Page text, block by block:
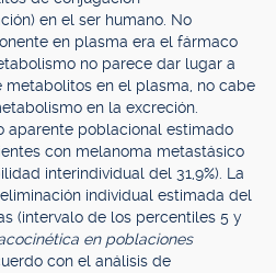
en el ser humano. No
en plasma era el fármaco
no parece dar lugar a
en el plasma, no cabe
en la excreción.
aparente poblacional estimado
con melanoma metastásico
interindividual del 31,9%). La
individual estimada del
(intervalo de los percentiles 5 y
en poblaciones
con el análisis de